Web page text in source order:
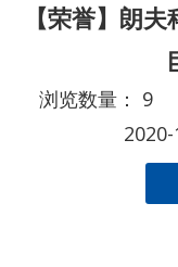
【荣誉】朗
浏览数量： 9